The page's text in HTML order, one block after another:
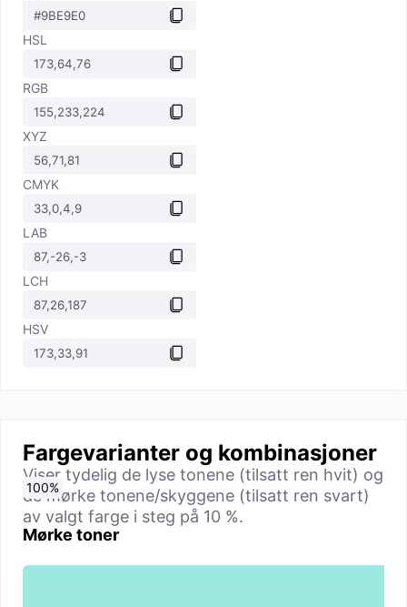
HSL
RGB
XYZ
CMYK
LAB
LCH
HSV
Fargevarianter og kombinasjoner
Viser tydelig de lyse tonene (tilsatt ren hvit) og
de mørke tonene/skyggene (tilsatt ren svart)
av valgt farge i steg på 10 %.
Mørke toner
0%
10%
20%
30%
40%
50%
60%
70%
80%
90%
100%